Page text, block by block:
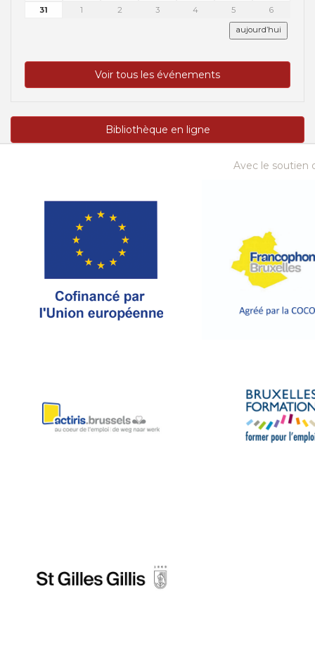
31
1 2 3 4 5 6
aujourd’hui
Voir tous les événements
Bibliothèque en ligne
Avec le soutien